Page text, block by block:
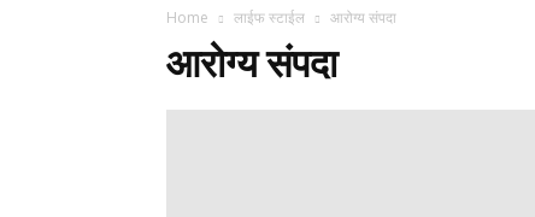
Home लाईफ स्टाईल आरोग्य संपदा
आरोग्य संपदा